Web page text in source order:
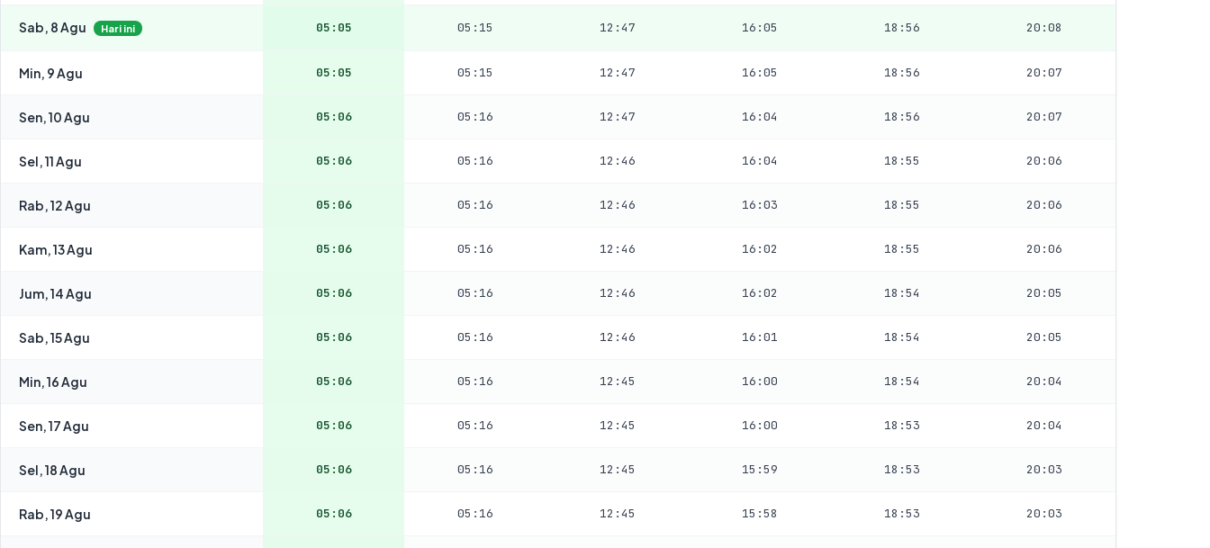
Sab, 8 Agu Hari ini 05:05 05:15 12:47 16:05 18:56 20:08
Min, 9 Agu 05:05 05:15 12:47 16:05 18:56 20:07
Sen, 10 Agu 05:06 05:16 12:47 16:04 18:56 20:07
Sel, 11 Agu 05:06 05:16 12:46 16:04 18:55 20:06
Rab, 12 Agu 05:06 05:16 12:46 16:03 18:55 20:06
Kam, 13 Agu 05:06 05:16 12:46 16:02 18:55 20:06
Jum, 14 Agu 05:06 05:16 12:46 16:02 18:54 20:05
Sab, 15 Agu 05:06 05:16 12:46 16:01 18:54 20:05
Min, 16 Agu 05:06 05:16 12:45 16:00 18:54 20:04
Sen, 17 Agu 05:06 05:16 12:45 16:00 18:53 20:04
Sel, 18 Agu 05:06 05:16 12:45 15:59 18:53 20:03
Rab, 19 Agu 05:06 05:16 12:45 15:58 18:53 20:03